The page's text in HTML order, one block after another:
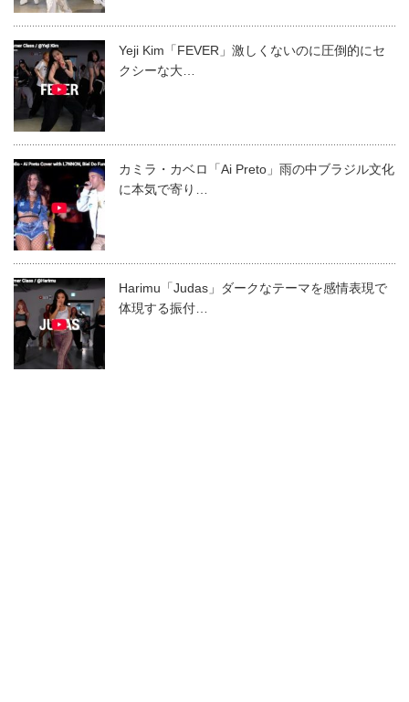
Yeji Kim「FEVER」激しくないのに圧倒的にセ
クシーな大…
カミラ・カベロ「Ai Preto」雨の中ブラジル文化
に本気で寄り…
Harimu「Judas」ダークなテーマを感情表現で
体現する振付…